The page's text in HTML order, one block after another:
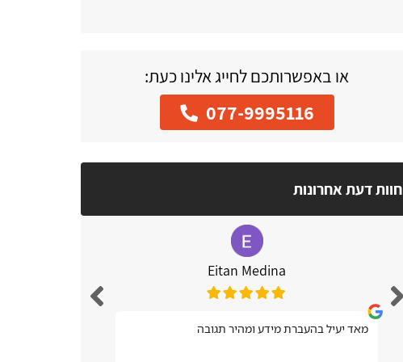
או באפשרותכם לחייג אלינו כעת:
077-9995116
חוות דעת אחרונות
Eitan Medina
מאד יעיל בהעברת מידע ומהיר תגובה